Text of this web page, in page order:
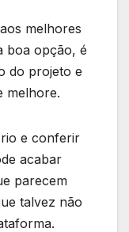
melhores
boa opção, é
do projeto e
melhore.
e conferir
acabar
parecem
talvez não